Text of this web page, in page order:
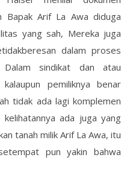
Bapak Arif La Awa diduga
yang sah, Mereka juga
dalam proses
sindikat dan atau
pemiliknya benar
tidak ada lagi komplemen
ada juga yang
tanah milik Arif La Awa, itu
pun yakin bahwa